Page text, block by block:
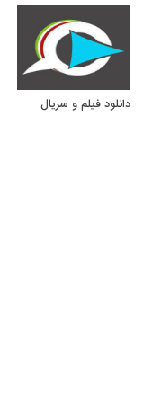
دانلود فیلم و سریال